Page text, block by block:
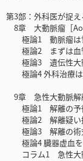
第3部：外科医が捉
8章 大動脈瘤［
極論1 動脈瘤は
極論2 まずは血管
極論3 遺伝性大動
極論4 外科治療は
9章 急性大動脈解
極論1 解離の予
極論2 解離疑い探
極論3 解離の術式
極論4 臓器虚血を
コラム1 急性大動